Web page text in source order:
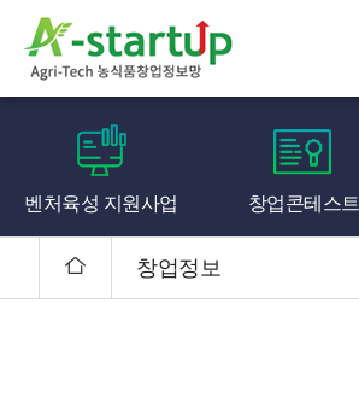
벤처육성 지원사업 창업콘테스트
창업정보